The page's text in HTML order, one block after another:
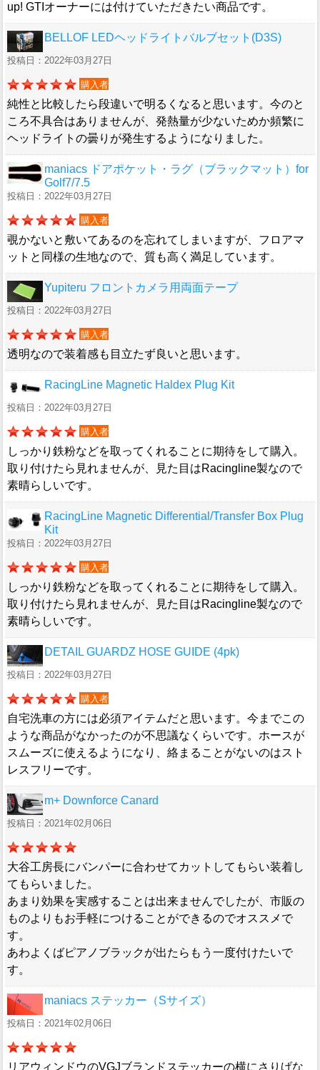
up! GTIオーナーには付けていただきたい商品です。
BELLOF LEDヘッドライトバルブセット(D3S)
投稿日：2022年03月27日
購入者
純性と比較したら段違いで明るくなると思います。今のと
ころ不具合はありませんが、発熱量が少ないためか頻繁に
ヘッドライトの曇りが発生するようになりました。
maniacs ドアポケット・ラグ（ブラックマット）for
Golf7/7.5
投稿日：2022年03月27日
購入者
覗かないと敷いてあるのを忘れてしまいますが、フロアマ
ットと同様の生地なので、質も高く満足しています。
Yupiteru フロントカメラ用両面テープ
投稿日：2022年03月27日
購入者
透明なので装着感も目立たず良いと思います。
RacingLine Magnetic Haldex Plug Kit
投稿日：2022年03月27日
購入者
しっかり鉄粉などを取ってくれることに期待をして購入。
取り付けたら見れませんが、見た目はRacingline製なので
素晴らしいです。
RacingLine Magnetic Differential/Transfer Box Plug
Kit
投稿日：2022年03月27日
購入者
しっかり鉄粉などを取ってくれることに期待をして購入。
取り付けたら見れませんが、見た目はRacingline製なので
素晴らしいです。
DETAIL GUARDZ HOSE GUIDE (4pk)
投稿日：2022年03月27日
購入者
自宅洗車の方には必須アイテムだと思います。今までこの
ような商品がなかったのが不思議なくらいです。ホースが
スムーズに使えるようになり、絡まることがないのはスト
レスフリーです。
m+ Downforce Canard
投稿日：2021年02月06日
大谷工房長にバンパーに合わせてカットしてもらい装着し
てもらいました。
あまり効果を実感することは出来ませんでしたが、市販の
ものよりもお手軽につけることができるのでオススメで
す。
あわよくばピアノブラックが出たらもう一度付けたいで
す。
maniacs ステッカー（Sサイズ）
投稿日：2021年02月06日
リアウィンドウのVGJブランドステッカーの横にさりげな